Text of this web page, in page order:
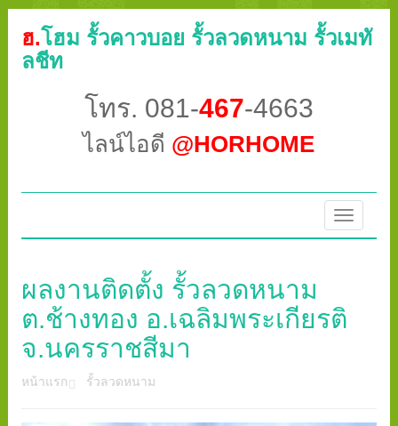
ฮ.โฮม รั้วคาวบอย รั้วลวดหนาม รั้วเมทั
ลชีท
โทร. 081-467-4663
ไลน์ไอดี @HORHOME
Toggle
ผลงานติดตั้ง รั้วลวดหนาม
ต.ช้างทอง อ.เฉลิมพระเกียรติ
จ.นครราชสีมา
หน้าแรก รั้วลวดหนาม